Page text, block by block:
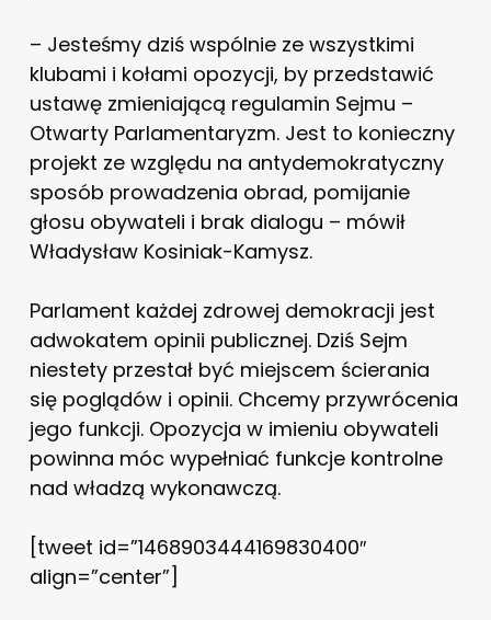
– Jesteśmy dziś wspólnie ze wszystkimi
klubami i kołami opozycji, by przedstawić
ustawę zmieniającą regulamin Sejmu –
Otwarty Parlamentaryzm. Jest to konieczny
projekt ze względu na antydemokratyczny
sposób prowadzenia obrad, pomijanie
głosu obywateli i brak dialogu – mówił
Władysław Kosiniak-Kamysz.
Parlament każdej zdrowej demokracji jest
adwokatem opinii publicznej. Dziś Sejm
niestety przestał być miejscem ścierania
się poglądów i opinii. Chcemy przywrócenia
jego funkcji. Opozycja w imieniu obywateli
powinna móc wypełniać funkcje kontrolne
nad władzą wykonawczą.
[tweet id=”1468903444169830400″
align=”center”]